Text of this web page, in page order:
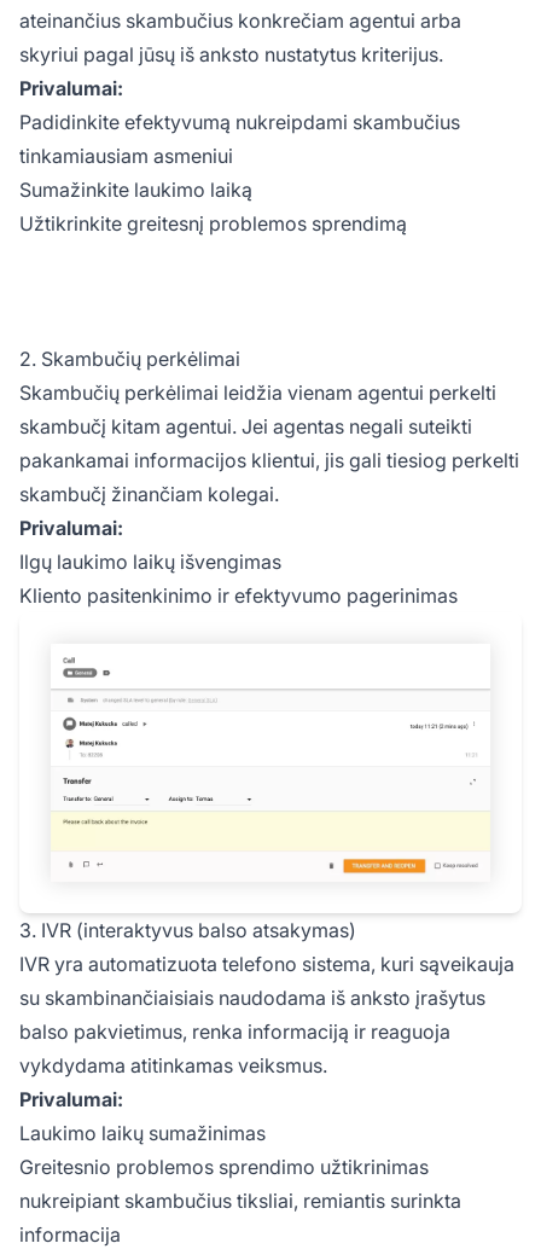
ateinančius skambučius konkrečiam agentui arba
skyriui pagal jūsų iš anksto nustatytus kriterijus.
Privalumai:
Padidinkite efektyvumą nukreipdami skambučius
tinkamiausiam asmeniui
Sumažinkite laukimo laiką
Užtikrinkite greitesnį problemos sprendimą
2. Skambučių perkėlimai
Skambučių perkėlimai leidžia vienam agentui perkelti
skambučį kitam agentui. Jei agentas negali suteikti
pakankamai informacijos klientui, jis gali tiesiog perkelti
skambučį žinančiam kolegai.
Privalumai:
Ilgų laukimo laikų išvengimas
Kliento pasitenkinimo ir efektyvumo pagerinimas
3. IVR (interaktyvus balso atsakymas)
IVR yra automatizuota telefono sistema, kuri sąveikauja
su skambinančiaisiais naudodama iš anksto įrašytus
balso pakvietimus, renka informaciją ir reaguoja
vykdydama atitinkamas veiksmus.
Privalumai:
Laukimo laikų sumažinimas
Greitesnio problemos sprendimo užtikrinimas
nukreipiant skambučius tiksliai, remiantis surinkta
informacija